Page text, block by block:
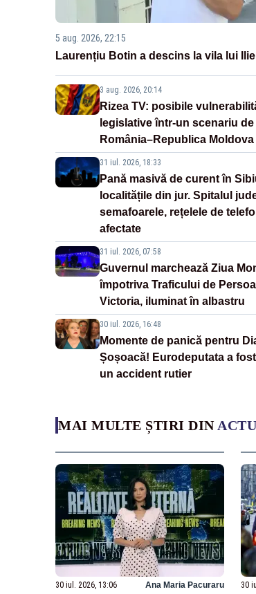
5 aug. 2026, 22:15
Laurențiu Botin a descins la vila lui
3 aug. 2026, 20:14
Rizea TV: posibile
legislative într-un scenariu
România–Republica Moldova
31 iul. 2026, 18:33
Pană masivă de curent în
localitățile din jur. Spitalul
semafoarele, rețelele de
afectate
31 iul. 2026, 07:58
Guvernul marchează Ziua
împotriva Traficului de
Victoria, iluminat în albastru
30 iul. 2026, 16:48
Momente de panică pentru
Șoșoacă! Eurodeputata a
un accident rutier
MAI MULTE ȘTIRI DIN
30 iul. 2026, 13:06 Ana Maria Pacuraru 30